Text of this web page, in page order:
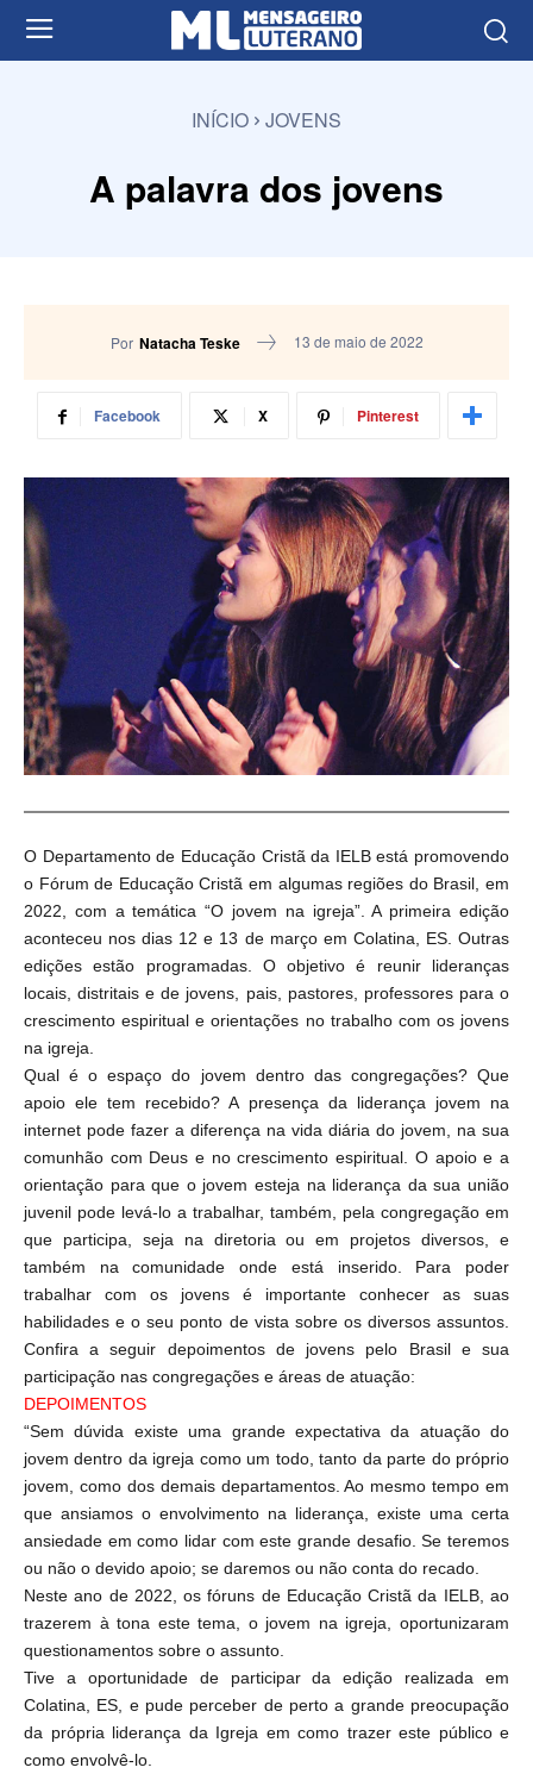
INÍCIO JOVENS
A palavra dos jovens
Por Natacha Teske 13 de maio de 2022
Facebook X Pinterest
O Departamento de Educação Cristã da IELB está promovendo
o Fórum de Educação Cristã em algumas regiões do Brasil, em
2022, com a temática “O jovem na igreja”. A primeira edição
aconteceu nos dias 12 e 13 de março em Colatina, ES. Outras
edições estão programadas. O objetivo é reunir lideranças
locais, distritais e de jovens, pais, pastores, professores para o
crescimento espiritual e orientações no trabalho com os jovens
na igreja.
Qual é o espaço do jovem dentro das congregações? Que
apoio ele tem recebido? A presença da liderança jovem na
internet pode fazer a diferença na vida diária do jovem, na sua
comunhão com Deus e no crescimento espiritual. O apoio e a
orientação para que o jovem esteja na liderança da sua união
juvenil pode levá-lo a trabalhar, também, pela congregação em
que participa, seja na diretoria ou em projetos diversos, e
também na comunidade onde está inserido. Para poder
trabalhar com os jovens é importante conhecer as suas
habilidades e o seu ponto de vista sobre os diversos assuntos.
Confira a seguir depoimentos de jovens pelo Brasil e sua
participação nas congregações e áreas de atuação:
DEPOIMENTOS
“Sem dúvida existe uma grande expectativa da atuação do
jovem dentro da igreja como um todo, tanto da parte do próprio
jovem, como dos demais departamentos. Ao mesmo tempo em
que ansiamos o envolvimento na liderança, existe uma certa
ansiedade em como lidar com este grande desafio. Se teremos
ou não o devido apoio; se daremos ou não conta do recado.
Neste ano de 2022, os fóruns de Educação Cristã da IELB, ao
trazerem à tona este tema, o jovem na igreja, oportunizaram
questionamentos sobre o assunto.
Tive a oportunidade de participar da edição realizada em
Colatina, ES, e pude perceber de perto a grande preocupação
da própria liderança da Igreja em como trazer este público e
como envolvê-lo.